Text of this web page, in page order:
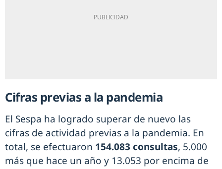
Cifras previas a la pandemia
El Sespa ha logrado superar de nuevo las
cifras de actividad previas a la pandemia. En
total, se efectuaron 154.083 consultas, 5.000
más que hace un año y 13.053 por encima de